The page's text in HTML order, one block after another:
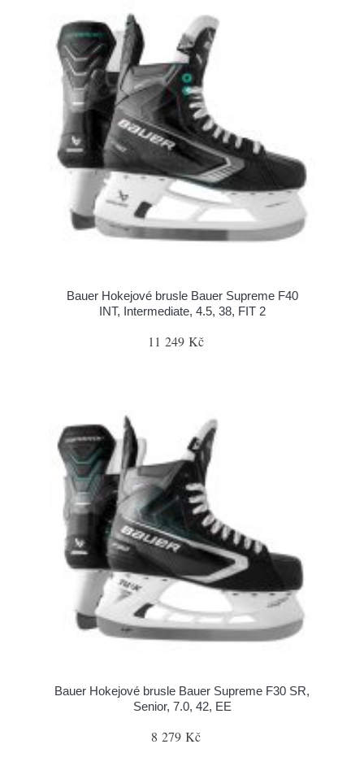
Bauer Hokejové brusle Bauer Supreme F40
INT, Intermediate, 4.5, 38, FIT 2
11 249 Kč
Bauer Hokejové brusle Bauer Supreme F30 SR,
Senior, 7.0, 42, EE
8 279 Kč